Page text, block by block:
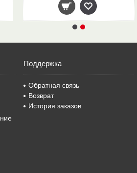
Поддержка
Обратная связь
Возврат
История заказов